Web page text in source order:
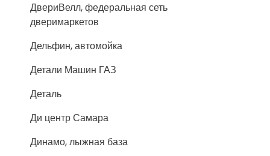
ДвериВелл, федеральная сеть
дверимаркетов
Дельфин, автомойка
Детали Машин ГАЗ
Деталь
Ди центр Самара
Динамо, лыжная база